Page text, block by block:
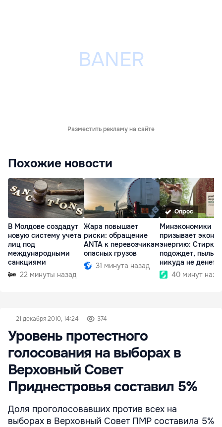
Разместить рекламу на сайте
Похожие новости
В Молдове создадут
новую систему учета
лиц под
международными
санкциями
22 минуты назад
Жара повышает
риски: обращение
ANTA к перевозчикам
опасных грузов
31 минута назад
Опрос
Минэкономики
призывает
энергию: Стирка
подождет, пыль
никуда не
40 минут
21 декабря 2010, 14:24 374
Уровень протестного
голосования на выборах в
Верховный Совет
Приднестровья составил 5%
Доля проголосовавших против всех на
выборах в Верховный Совет ПМР составила 5%